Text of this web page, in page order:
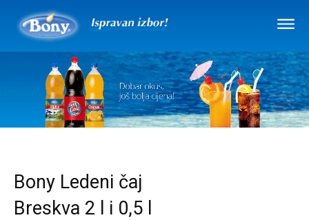
Bony Ledeni čaj
Breskva 2 l i 0,5 l